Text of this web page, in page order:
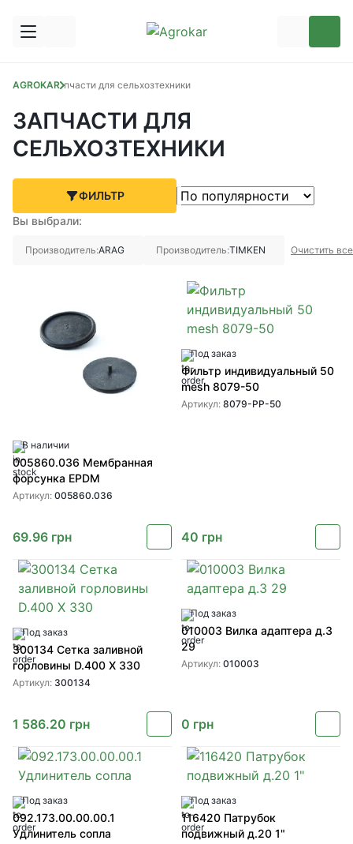
AGROKARЗапчасти для сельхозтехники
ЗАПЧАСТИ ДЛЯ
СЕЛЬХОЗТЕХНИКИ
ФИЛЬТР
Вы выбрали:
Производитель:ARAG Производитель:TIMKEN Очистить
В наличии
005860.036 Мембранная
форсунка EPDM
Артикул: 005860.036
69.96 грн
Под заказ
Фильтр индивидуальный 50
mesh 8079-50
Артикул: 8079-PP-50
40 грн
Под заказ
300134 Сетка заливной
горловины D.400 X 330
Артикул: 300134
1 586.20 грн
Под заказ
010003 Вилка адаптера д.3
29
Артикул: 010003
0 грн
Под заказ
092.173.00.00.00.1
Удлинитель сопла
Под заказ
116420 Патрубок
подвижный д.20 1"